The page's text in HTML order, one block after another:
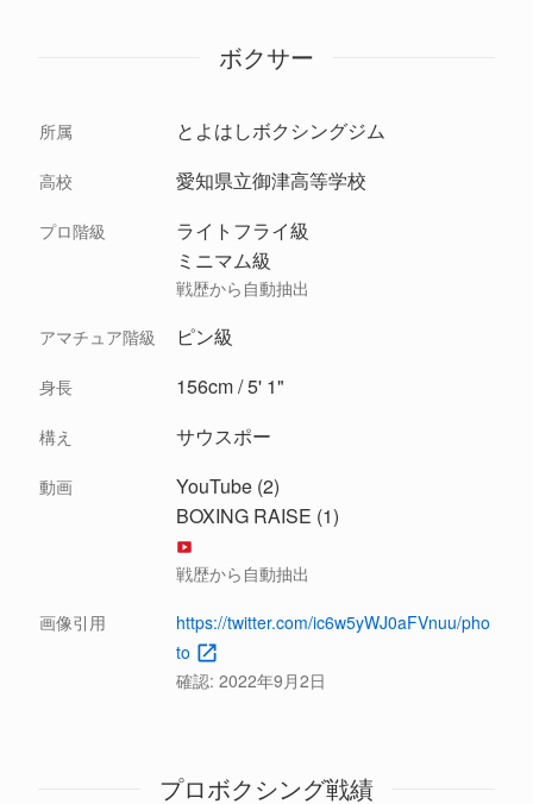
ボクサー
所属 とよはしボクシングジム
高校 愛知県立御津高等学校
プロ階級
ライトフライ級
ミニマム級
戦歴から自動抽出
アマチュア階級 ピン級
身長 156cm / 5' 1"
構え サウスポー
動画
YouTube (2)
BOXING RAISE (1)
戦歴から自動抽出
画像引用
https://twitter.com/ic6w5yWJ0aFVnuu/pho
to
確認: 2022年9月2日
プロボクシング戦績